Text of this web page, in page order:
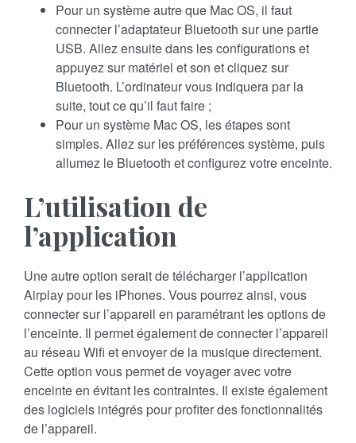
Pour un système autre que Mac OS, il faut
connecter l’adaptateur Bluetooth sur une partie
USB. Allez ensuite dans les configurations et
appuyez sur matériel et son et cliquez sur
Bluetooth. L’ordinateur vous indiquera par la
suite, tout ce qu’il faut faire ;
Pour un système Mac OS, les étapes sont
simples. Allez sur les préférences système, puis
allumez le Bluetooth et configurez votre enceinte.
L’utilisation de
l’application
Une autre option serait de télécharger l’application
Airplay pour les iPhones. Vous pourrez ainsi, vous
connecter sur l’appareil en paramétrant les options de
l’enceinte. Il permet également de connecter l’appareil
au réseau Wifi et envoyer de la musique directement.
Cette option vous permet de voyager avec votre
enceinte en évitant les contraintes. Il existe également
des logiciels intégrés pour profiter des fonctionnalités
de l’appareil.